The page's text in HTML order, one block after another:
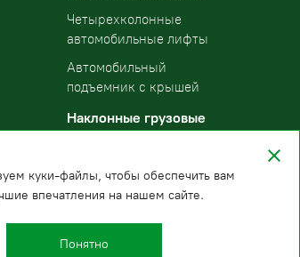
Четырехколонные
автомобильные лифты
Автомобильный
подъемник с крышей
Наклонные грузовые
куки-файлы, чтобы обеспечить вам
впечатления на нашем сайте.
Понятно